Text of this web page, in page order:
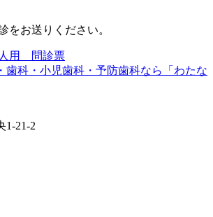
をお送りください。
用 問診票
1-21-2